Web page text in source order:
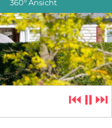
360° Ansicht
⏮ ⏸ ⏭